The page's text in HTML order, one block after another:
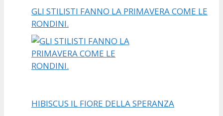
GLI STILISTI FANNO LA PRIMAVERA COME LE
RONDINI.
HIBISCUS IL FIORE DELLA SPERANZA